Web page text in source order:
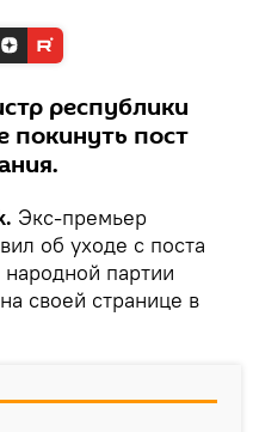
республики
покинуть пост
Экс-премьер
об уходе с поста
партии
своей странице в